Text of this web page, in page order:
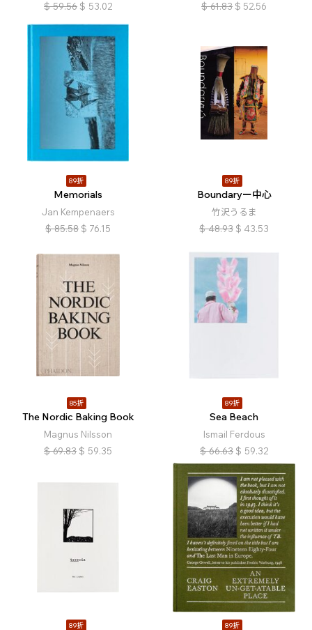
$ 59.56 $ 53.02
$ 61.83 $ 52.56
89折
Memorials
Jan Kempenaers
$ 85.58 $ 76.15
89折
Boundaryー中心
竹沢うるま
$ 48.93 $ 43.53
85折
The Nordic Baking Book
Magnus Nilsson
$ 69.83 $ 59.35
89折
Sea Beach
Ismail Ferdous
$ 66.63 $ 59.32
89折 89折